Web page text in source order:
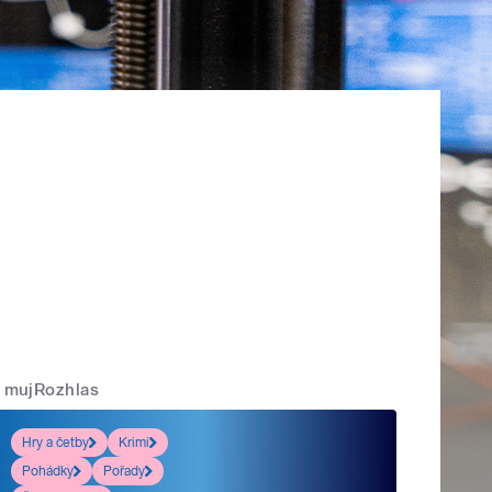
mujRozhlas
Hry a četby
Krimi
Pohádky
Pořady